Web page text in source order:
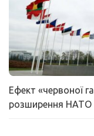
Ефект «червоної
розширення НАТО